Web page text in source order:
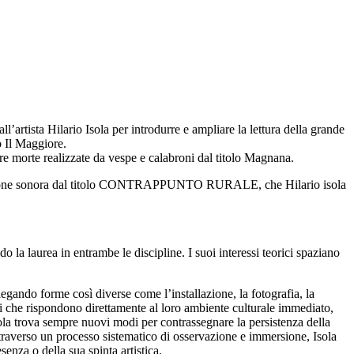
Hilario Isola per introdurre e ampliare la lettura della grande
Il Maggiore.
morte realizzate da vespe e calabroni dal titolo Magnana.
sonora dal titolo CONTRAPPUNTO RURALE, che Hilario isola
la laurea in entrambe le discipline. I suoi interessi teorici spaziano
forme così diverse come l’installazione, la fotografia, la
rispondono direttamente al loro ambiente culturale immediato,
trova sempre nuovi modi per contrassegnare la persistenza della
un processo sistematico di osservazione e immersione, Isola
o della sua spinta artistica.